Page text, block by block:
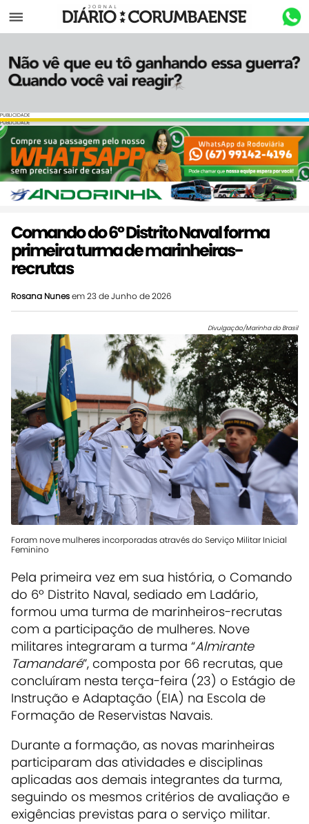
Menu
PUBLICIDADE
PUBLICIDADE
Comando do 6º Distrito Naval forma
primeira turma de marinheiras-
recrutas
Rosana Nunesem 23 de Junho de 2026
Divulgação/Marinha do Brasil
Foram nove mulheres incorporadas através do Serviço Militar Inicial
Feminino
Pela primeira vez em sua história, o Comando
do 6º Distrito Naval, sediado em Ladário,
formou uma turma de marinheiros-recrutas
com a participação de mulheres. Nove
militares integraram a turma “Almirante
Tamandaré”, composta por 66 recrutas, que
concluíram nesta terça-feira (23) o Estágio de
Instrução e Adaptação (EIA) na Escola de
Formação de Reservistas Navais.
Durante a formação, as novas marinheiras
participaram das atividades e disciplinas
aplicadas aos demais integrantes da turma,
seguindo os mesmos critérios de avaliação e
exigências previstas para o serviço militar.